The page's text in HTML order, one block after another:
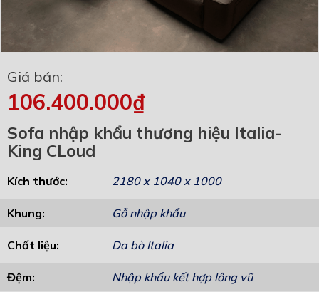
Giá bán:
106.400.000₫
Sofa nhập khẩu thương hiệu Italia-
King CLoud
Kích thước: 2180 x 1040 x 1000
Khung: Gỗ nhập khẩu
Chất liệu: Da bò Italia
Đệm: Nhập khẩu kết hợp lông vũ